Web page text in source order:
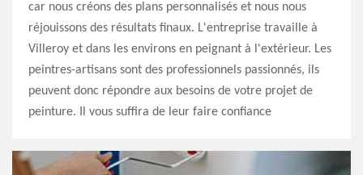
car nous créons des plans personnalisés et nous nous
réjouissons des résultats finaux. L'entreprise travaille à
Villeroy et dans les environs en peignant à l'extérieur. Les
peintres-artisans sont des professionnels passionnés, ils
peuvent donc répondre aux besoins de votre projet de
peinture. Il vous suffira de leur faire confiance